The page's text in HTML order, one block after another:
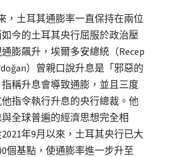
，土耳其通膨率一直保持在兩位
今的土耳其央行屈服於政治壓
膨飆升，埃爾多安總統（Recep
）曾親口說升息是「邪惡的
稱升息會導致通膨，並且三度
指令執行升息的央行總裁。他
全球普遍的經濟思想完全相
年9月以來，土耳其央行已大
個基點，使通膨率進一步升至